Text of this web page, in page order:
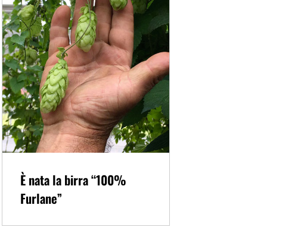
È nata la birra “100%
Furlane”